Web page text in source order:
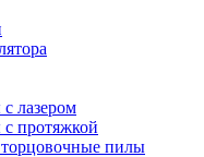
лазером
протяжкой
пилы